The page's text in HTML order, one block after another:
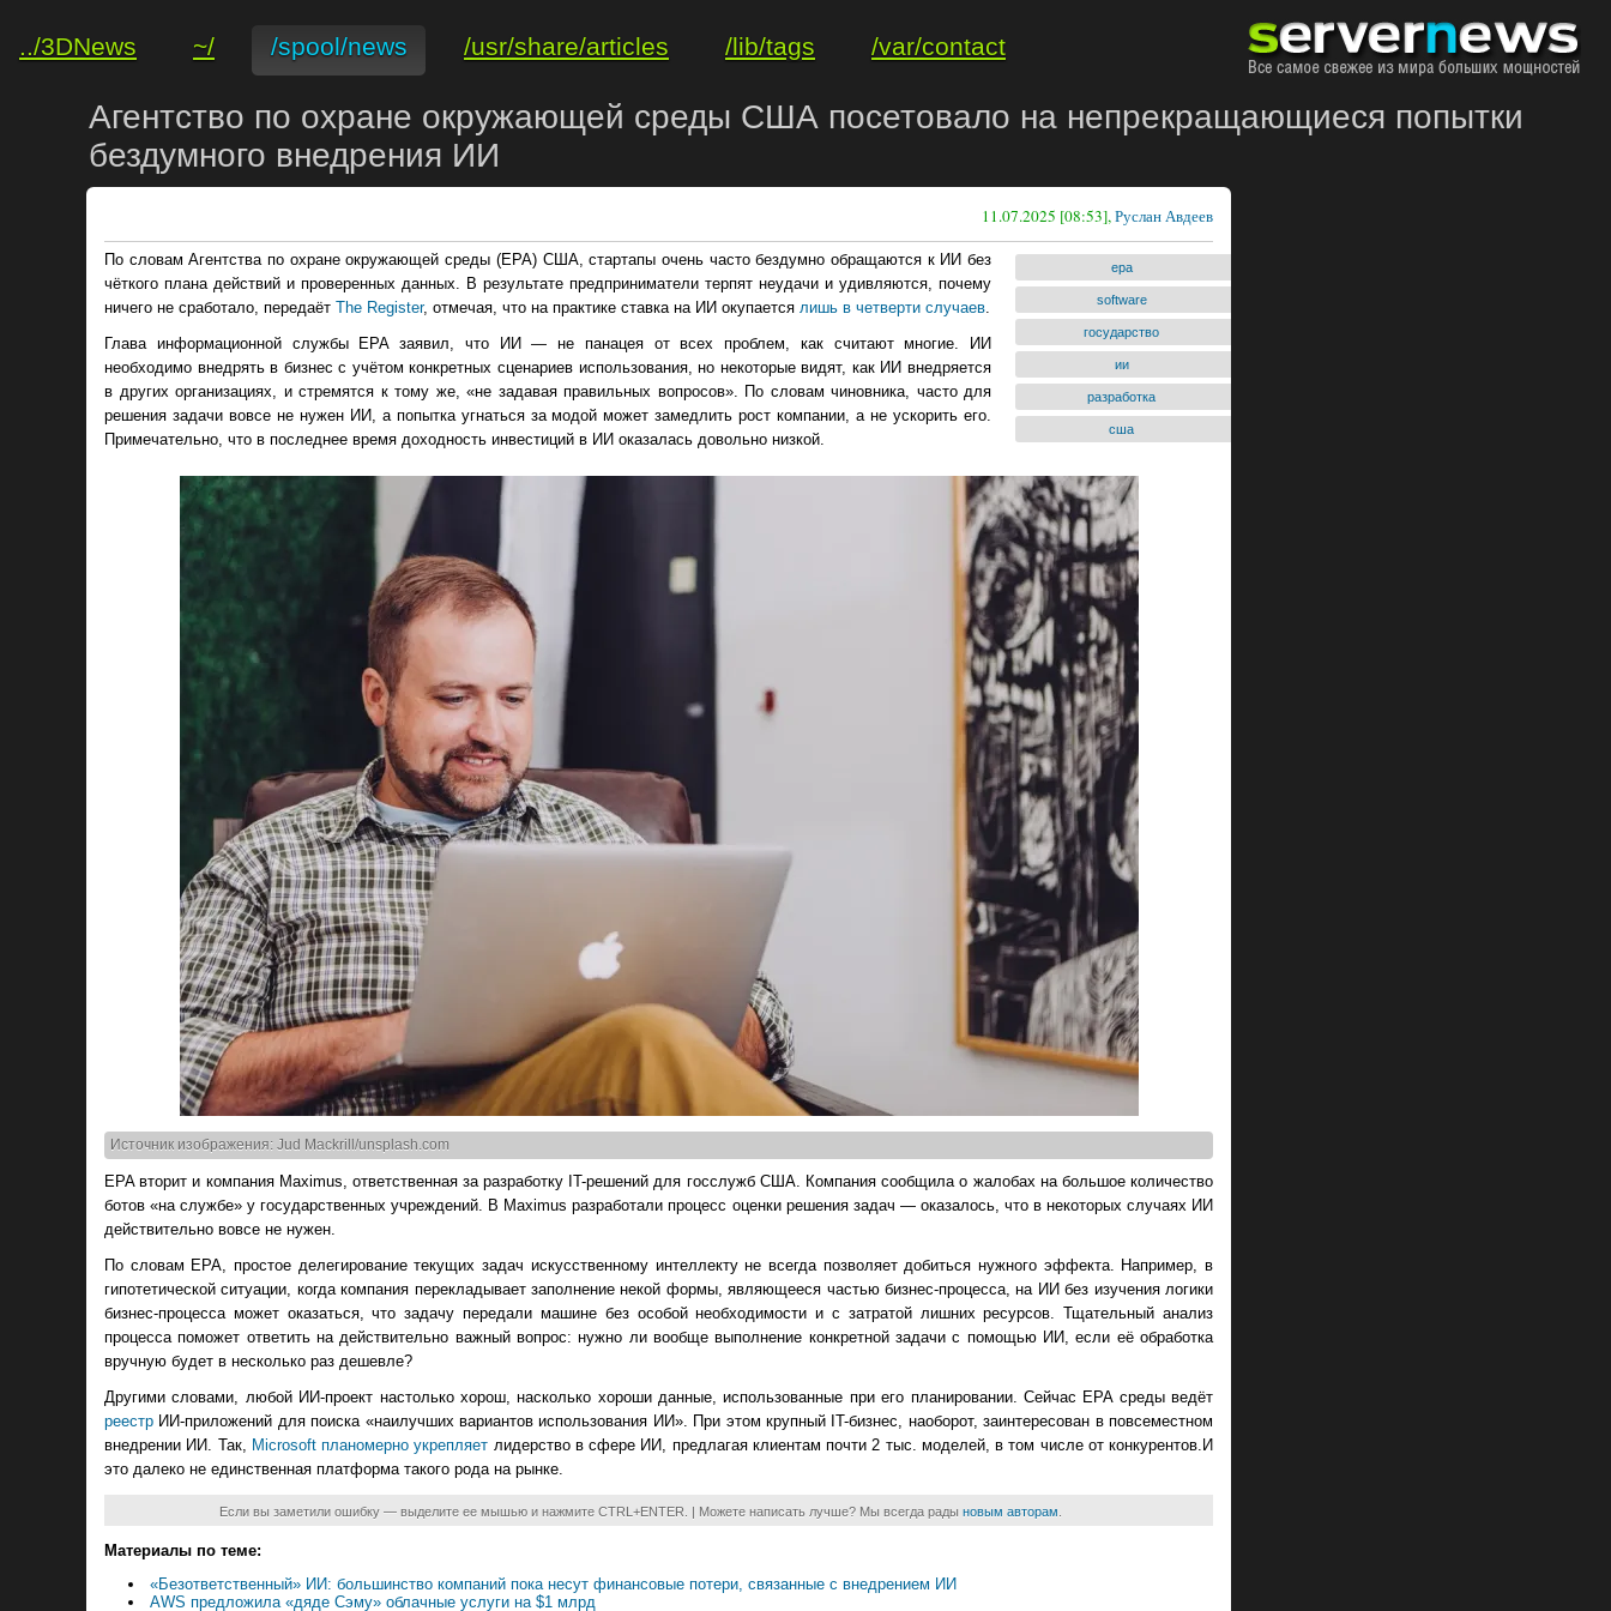
../3DNews ~/ /spool/news /usr/share/articles /lib/tags /var/contact
Агентство по охране окружающей среды США посетовало на непрекращающиеся попытки
бездумного внедрения ИИ
11.07.2025 [08:53],Руслан Авдеев
epa
software
государство
ии
разработка
сша
По словам Агентства по охране окружающей среды (EPA) США, стартапы очень часто бездумно обращаются к ИИ без
чёткого плана действий и проверенных данных. В результате предприниматели терпят неудачи и удивляются, почему
ничего не сработало, передаёт The Register, отмечая, что на практике ставка на ИИ окупается лишь в четверти случаев.
Глава информационной службы EPA заявил, что ИИ — не панацея от всех проблем, как считают многие. ИИ
необходимо внедрять в бизнес с учётом конкретных сценариев использования, но некоторые видят, как ИИ внедряется
в других организациях, и стремятся к тому же, «не задавая правильных вопросов». По словам чиновника, часто для
решения задачи вовсе не нужен ИИ, а попытка угнаться за модой может замедлить рост компании, а не ускорить его.
Примечательно, что в последнее время доходность инвестиций в ИИ оказалась довольно низкой.
Источник изображения: Jud Mackrill/unsplash.com
EPA вторит и компания Maximus, ответственная за разработку IT-решений для госслужб США. Компания сообщила о жалобах на большое количество
ботов «на службе» у государственных учреждений. В Maximus разработали процесс оценки решения задач — оказалось, что в некоторых случаях ИИ
действительно вовсе не нужен.
По словам EPA, простое делегирование текущих задач искусственному интеллекту не всегда позволяет добиться нужного эффекта. Например, в
гипотетической ситуации, когда компания перекладывает заполнение некой формы, являющееся частью бизнес-процесса, на ИИ без изучения логики
бизнес-процесса может оказаться, что задачу передали машине без особой необходимости и с затратой лишних ресурсов. Тщательный анализ
процесса поможет ответить на действительно важный вопрос: нужно ли вообще выполнение конкретной задачи с помощью ИИ, если её обработка
вручную будет в несколько раз дешевле?
Другими словами, любой ИИ-проект настолько хорош, насколько хороши данные, использованные при его планировании. Сейчас EPA среды ведёт
реестр ИИ-приложений для поиска «наилучших вариантов использования ИИ». При этом крупный IT-бизнес, наоборот, заинтересован в повсеместном
внедрении ИИ. Так,
Microsoft планомерно укрепляет лидерство в сфере ИИ, предлагая клиентам почти 2 тыс. моделей, в том числе от конкурентов.И
это далеко не единственная платформа такого рода на рынке.
Если вы заметили ошибку — выделите ее мышью и нажмите CTRL+ENTER. | Можете написать лучше? Мы всегда рады новым авторам
Материалы по теме:
«Безответственный» ИИ: большинство компаний пока несут финансовые потери, связанные с внедрением ИИ
AWS предложила «дяде Сэму» облачные услуги на $1 млрд